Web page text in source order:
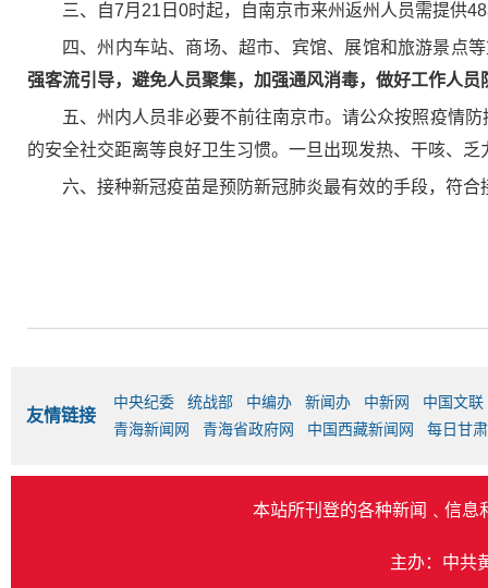
三、自7月21日0时起，自南京市来州返州人员需提供
四、州内车站、商场、超市、宾馆、展馆和旅游景点
强客流引导，避免人员聚集，加强通风消毒，做好工作人员
五、州内人员非必要不前往南京市。请公众按照疫情
的安全社交距离等良好卫生习惯。一旦出现发热、干咳、
六、接种新冠疫苗是预防新冠肺炎最有效的手段，符
友情链接
中央纪委 统战部 中编办 新闻办 中新网
中国文联
青海新闻网
青海省政府网 中国西藏新闻网 每日甘
本站所刊登的各种新闻﹑信息
主办：中共